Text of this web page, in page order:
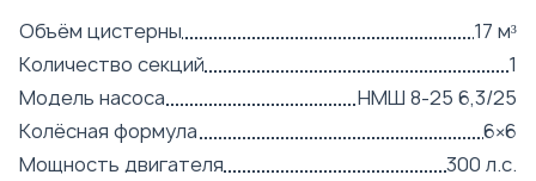
Объём цистерны
17 м³
Количество секций
1
Модель насоса
НМШ 8-25 6,3/25
Колёсная формула
6×6
Мощность двигателя
300 л.с.